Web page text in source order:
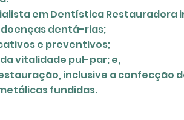
em Dentística Restauradora
dentá-rias;
preventivos;
pul-par; e,
inclusive a
fundidas.